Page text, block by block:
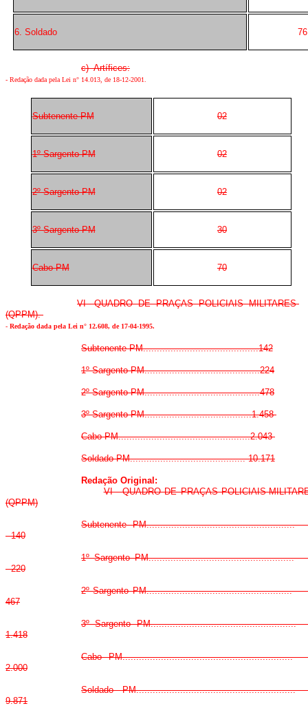
6. Soldado 76
c) Artífices:
- Redação dada pela Lei n° 14.013, de 18-12-2001.
Subtenente PM 02
1º Sargento PM 02
2º Sargento PM 02
3º Sargento PM 30
Cabo PM 70
VI - QUADRO DE PRAÇAS POLICIAIS MILITARES
(QPPM).
- Redação dada pela Lei n° 12.608, de 17-04-1995.
Subtenente PM..........................................142
1º Sargento PM..........................................224
2º Sargento PM..........................................478
3º Sargento PM.......................................1.458
Cabo PM................................................2.043
Soldado PM.......................................... 10.171
Redação Original:
VI - QUADRO DE PRAÇAS POLICIAIS-
(QPPM)
Subtenente
140
1º Sargento
220
2º Sargento
467
3º Sargento
1.418
Cabo
2.000
Soldado
9.871